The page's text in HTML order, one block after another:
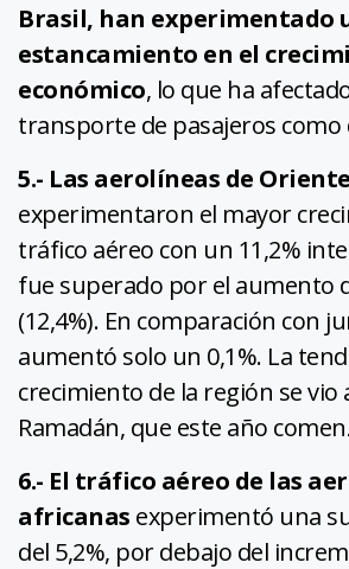
Brasil, han experimentado
estancamiento en el
económico, lo que ha
transporte de pasajeros como
5.- Las aerolíneas de
experimentaron el mayor
tráfico aéreo con un 11,2%
fue superado por el aumento
(12,4%). En comparación con
aumentó solo un 0,1%. La
crecimiento de la región se vio
Ramadán, que este año
6.- El tráfico aéreo de las
africanas experimentó una
del 5,2%, por debajo del